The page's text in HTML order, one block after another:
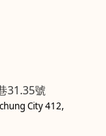
31.35號
City 412,